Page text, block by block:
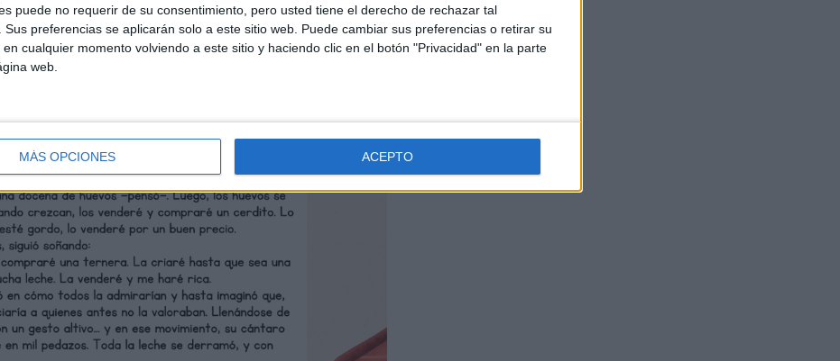
puede no requerir de su consentimiento, pero usted tiene el derecho de rechazar tal
Sus preferencias se aplicarán solo a este sitio web. Puede cambiar sus preferencias o retirar su
cualquier momento volviendo a este sitio y haciendo clic en el botón "Privacidad" en la parte
web.
MÁS OPCIONES ACEPTO